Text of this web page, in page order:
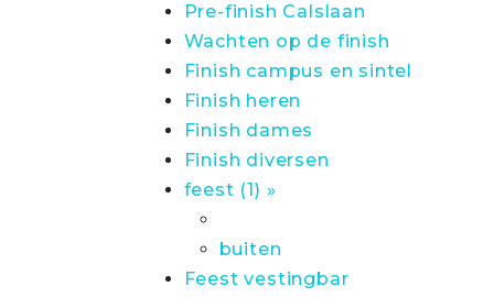
Pre-finish Calslaan
Wachten op de finish
Finish campus en sintel
Finish heren
Finish dames
Finish diversen
feest (1) »
buiten
Feest vestingbar